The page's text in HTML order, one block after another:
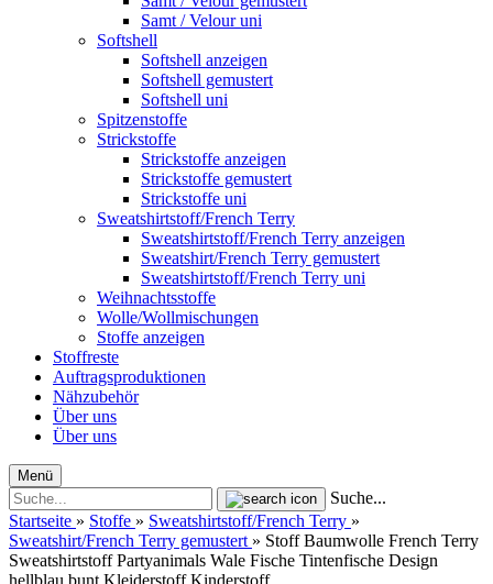
Samt / Velour uni
Softshell
Softshell anzeigen
Softshell gemustert
Softshell uni
Spitzenstoffe
Strickstoffe
Strickstoffe anzeigen
Strickstoffe gemustert
Strickstoffe uni
Sweatshirtstoff/French Terry
Sweatshirtstoff/French Terry anzeigen
Sweatshirt/French Terry gemustert
Sweatshirtstoff/French Terry uni
Weihnachtsstoffe
Wolle/Wollmischungen
Stoffe anzeigen
Stoffreste
Auftragsproduktionen
Nähzubehör
Über uns
Über uns
Menü
Suche...
Startseite » Stoffe » Sweatshirtstoff/French Terry »
Sweatshirt/French Terry gemustert » Stoff Baumwolle French Terry
Sweatshirtstoff Partyanimals Wale Fische Tintenfische Design
hellblau bunt Kleiderstoff Kinderstoff